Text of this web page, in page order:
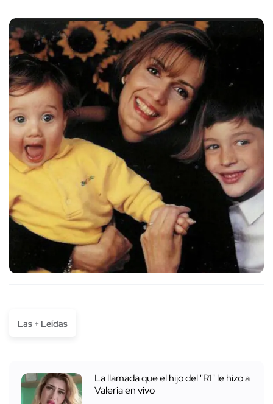
Las + Leídas
La llamada que el hijo del "R1" le hizo a
Valeria en vivo